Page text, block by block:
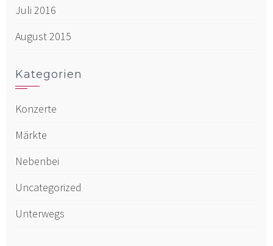
Juli 2016
August 2015
Kategorien
Konzerte
Märkte
Nebenbei
Uncategorized
Unterwegs